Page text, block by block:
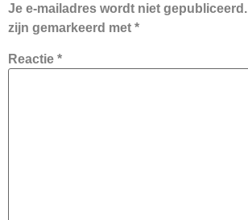
Je e-mailadres wordt niet gepubliceerd.
zijn gemarkeerd met *
Reactie *